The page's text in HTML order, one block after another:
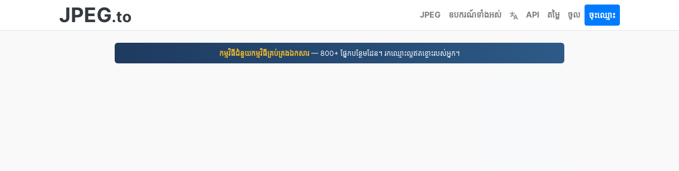
JPEG.to JPEG ឧបករណ៍ទាំងអស់ API តម្លៃ ចូល ចុះឈ្មោះ
កម្មវិធី​ជំនួយ​កម្មវិធី​គ្រប់គ្រង​ឯកសារ— 800+ ផ្នែកបន្ថែមដែន។ រកឈ្មោះល្អឥតខ្ចោះរបស់អ្នក។